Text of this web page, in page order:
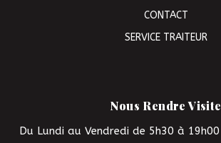
CONTACT
SERVICE TRAITEUR
Nous Rendre Visite
Du Lundi au Vendredi de 5h30 à 19h00